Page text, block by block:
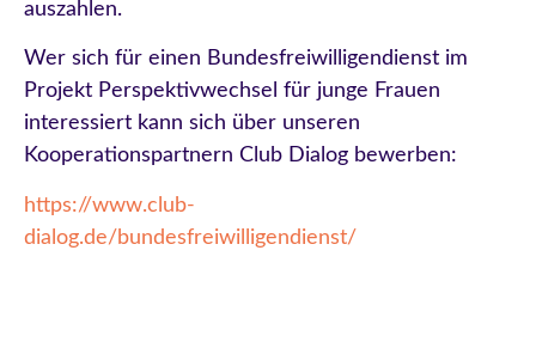
auszahlen.
Wer sich für einen Bundesfreiwilligendienst im
Projekt Perspektivwechsel für junge Frauen
interessiert kann sich über unseren
Kooperationspartnern Club Dialog bewerben:
https://www.club-
dialog.de/bundesfreiwilligendienst/